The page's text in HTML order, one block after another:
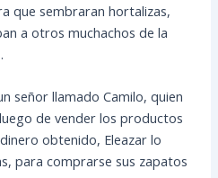
que sembraran hortalizas,
a otros muchachos de la
señor llamado Camilo, quien
de vender los productos
obtenido, Eleazar lo
para comprarse sus zapatos